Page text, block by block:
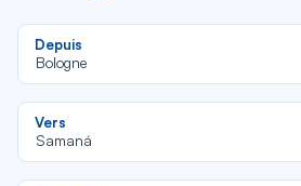
Depuis
Bologne
Vers
Samaná